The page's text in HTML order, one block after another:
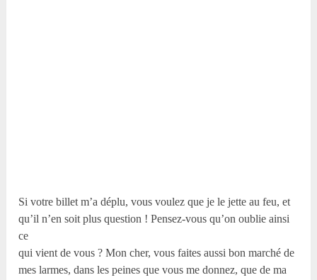
Si votre billet m’a déplu, vous voulez que je le jette au feu, et
qu’il n’en soit plus question ! Pensez-vous qu’on oublie ainsi
ce
qui vient de vous ? Mon cher, vous faites aussi bon marché de
mes larmes, dans les peines que vous me donnez, que de ma